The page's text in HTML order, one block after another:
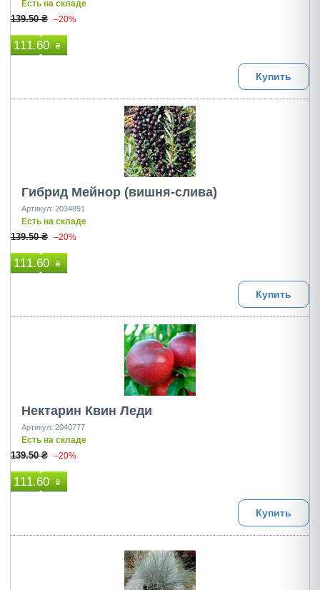
Есть на складе
139.50 ₴ –20%
111.60 ₴
Купить
Гибрид Мейнор (вишня-слива)
Артикул: 2034891
Есть на складе
139.50 ₴ –20%
111.60 ₴
Купить
Нектарин Квин Леди
Артикул: 2040777
Есть на складе
139.50 ₴ –20%
111.60 ₴
Купить